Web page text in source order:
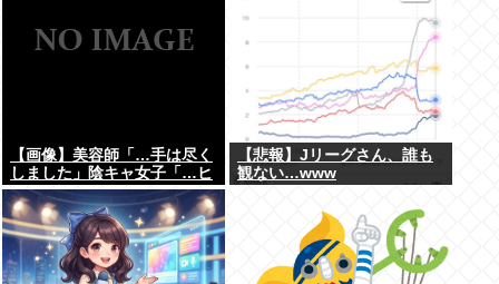
【画像】美容師「…手は尽く
しました」陰キャ女子「…ヒ
ュッ」
【悲報】Jリーグさん、誰も
観ない…www